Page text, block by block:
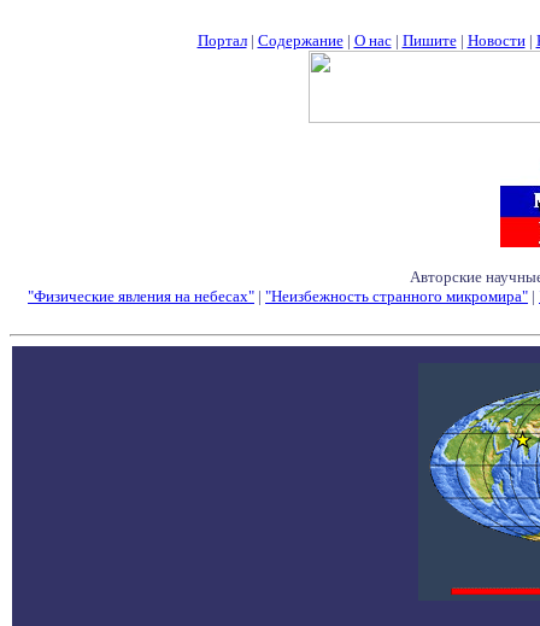
Портал| Содержание| О нас| Пишите| Новости|
Авторские
"Физические явления на небесах" | "Неизбежность странного микромира" |